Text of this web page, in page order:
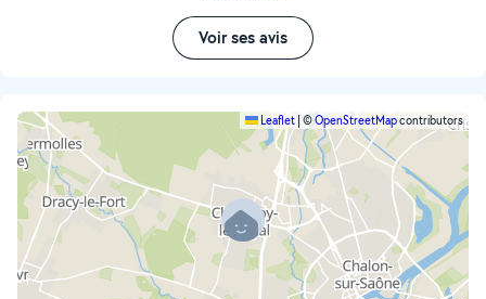
Voir ses avis
Leaflet ©OpenStreetMapcontributors